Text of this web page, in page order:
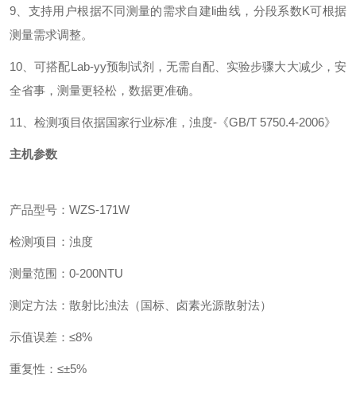
9、 支持用户根据不同测量的需求自建li曲线，分段系数K可根据
测量需求调整。
10、可搭配Lab-yy预制试剂，无需自配、 实验步骤大大减少，安
全省事， 测量更轻松，数据更准确。
11、 检测项目依据国家行业标准， 浊度- 《GB/T 5750.4-2006》
主机参数
产品型号 ： WZS-171W
检测项目 ： 浊度
测量范围 ： 0-200NTU
测定方法 ：散射比浊法（国标、卤素光源散射法）
示值误差 ： ≤8%
重复性 ： ≤±5%